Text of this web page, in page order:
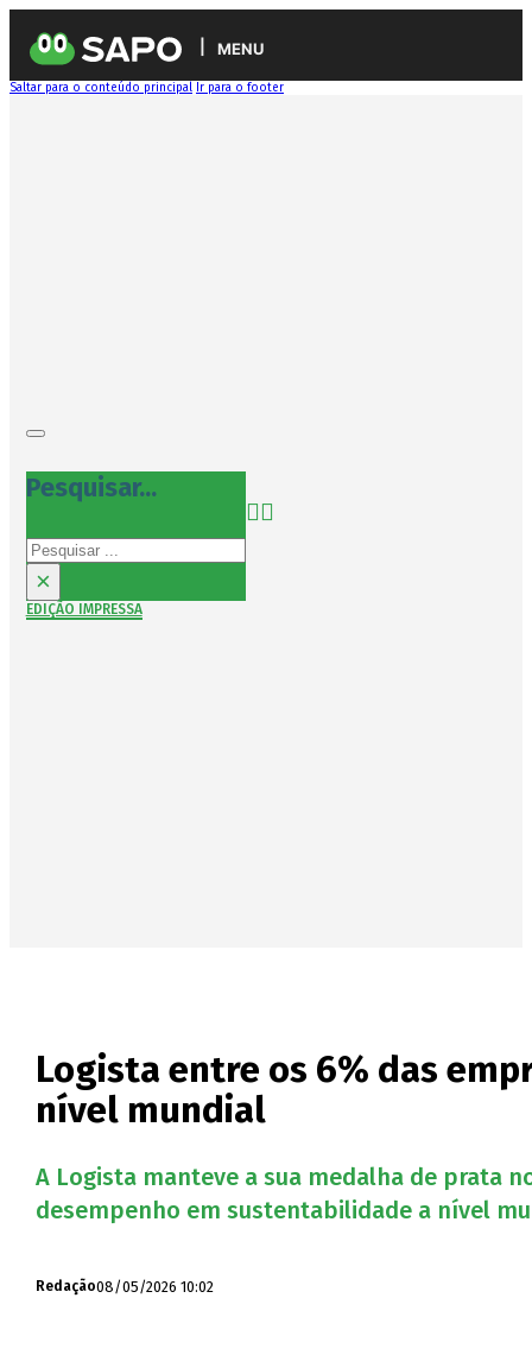
MENU
Saltar para o conteúdo principal Ir para o footer
Pesquisar...
Pesquisar
×
EDIÇÃO IMPRESSA
Logista entre os 6% das
nível mundial
A Logista manteve a sua medalha de prata
desempenho em sustentabilidade a nível
Redação08/05/2026 10:02